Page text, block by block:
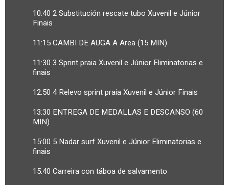
10:40 2 Substitución rescate tubo Xuvenil e Júnior
Finais
11:15 CAMBI DE AUGA A Area (15 MIN)
11:30 3 Sprint praia Xuvenil e Júnior Eliminatorias e
finais
12:50 4 Relevo sprint praia Xuvenil e Júnior Finais
13:30 ENTREGA DE MEDALLAS E DESCANSO (60
MIN)
15:00 5 Nadar surf Xuvenil e Júnior Eliminatorias e
finais
15:40 Carreira con táboa de salvamento